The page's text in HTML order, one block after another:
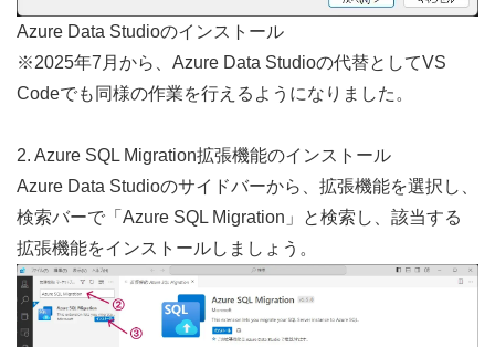
Azure Data Studioのインストール
※2025年7月から、Azure Data Studioの代替としてVS
Codeでも同様の作業を行えるようになりました。
2. Azure SQL Migration拡張機能のインストール
Azure Data Studioのサイドバーから、拡張機能を選択し、
検索バーで「Azure SQL Migration」と検索し、該当する
拡張機能をインストールしましょう。